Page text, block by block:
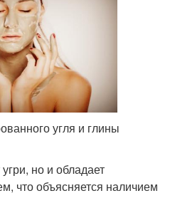
угля и глины
но и обладает
что объясняется наличием